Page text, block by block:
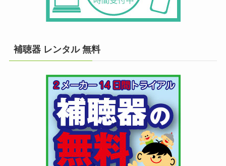
補聴器 レンタル 無料